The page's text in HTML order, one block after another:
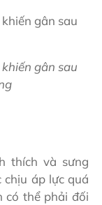
gân sau
thích và sưng
áp lực quá
có thể phải đối